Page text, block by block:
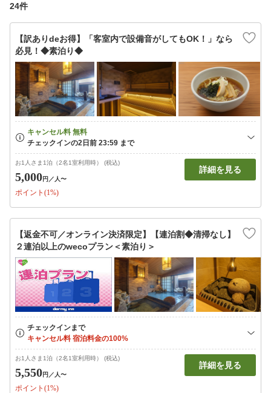
24件
【訳ありdeお得】「客室内で設備音がしてもOK！」なら
必見！◆素泊り◆
お1人さま1泊（2名1室利用時） (税込)
5,000円 ／人〜
ポイント(1%)
詳細を見る
【返金不可／オンライン決済限定】【連泊割◆清掃なし】
２連泊以上のwecoプラン＜素泊り＞
お1人さま1泊（2名1室利用時） (税込)
5,550円 ／人〜
ポイント(1%)
詳細を見る